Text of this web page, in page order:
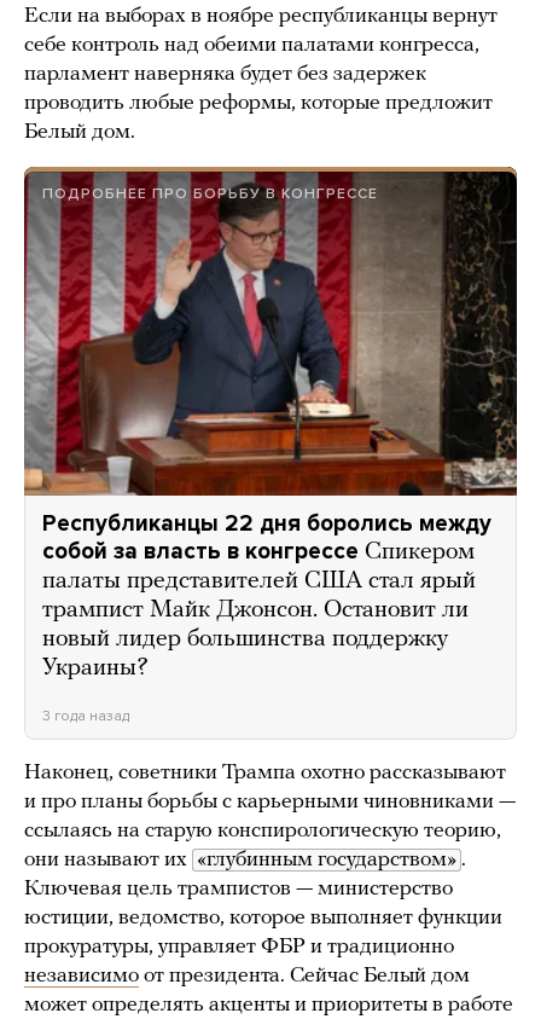
Если на выборах в ноябре республиканцы вернут
себе контроль над обеими палатами конгресса,
парламент наверняка будет без задержек
проводить любые реформы, которые предложит
Белый дом.
ПОДРОБНЕЕ ПРО БОРЬБУ В КОНГРЕССЕ
Республиканцы 22 дня боролись между
собой за власть в конгрессе Спикером
палаты представителей США стал ярый
трампист Майк Джонсон. Остановит ли
новый лидер большинства поддержку
Украины?
3 года назад
Наконец, советники Трампа охотно рассказывают
и про планы борьбы с карьерными чиновниками —
ссылаясь на старую конспирологическую теорию,
они называют их «глубинным государством» .
Ключевая цель трампистов — министерство
юстиции, ведомство, которое выполняет функции
прокуратуры, управляет ФБР и традиционно
независимо от президента. Сейчас Белый дом
может определять акценты и приоритеты в работе